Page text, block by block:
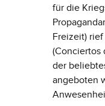
für die
Freizeit)
(Conciertos
der
angeboten